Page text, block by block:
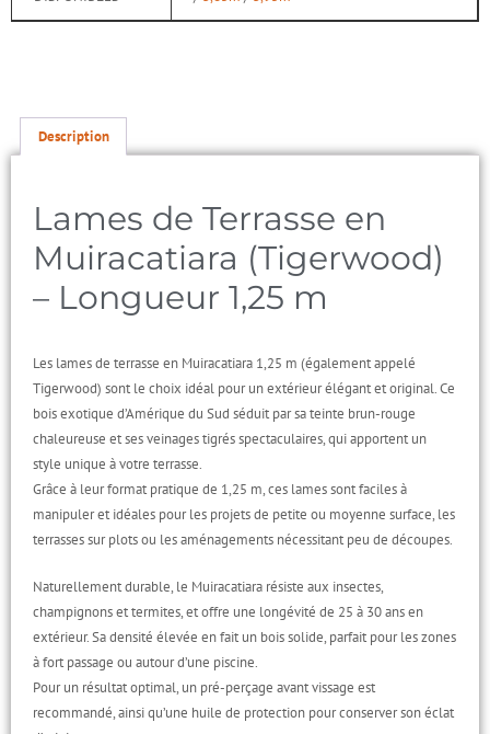
Description
Lames de Terrasse en
Muiracatiara (Tigerwood)
– Longueur 1,25 m
Les lames de terrasse en Muiracatiara 1,25 m (également appelé
Tigerwood) sont le choix idéal pour un extérieur élégant et original. Ce
bois exotique d’Amérique du Sud séduit par sa teinte brun-rouge
chaleureuse et ses veinages tigrés spectaculaires, qui apportent un
style unique à votre terrasse.
Grâce à leur format pratique de 1,25 m, ces lames sont faciles à
manipuler et idéales pour les projets de petite ou moyenne surface, les
terrasses sur plots ou les aménagements nécessitant peu de découpes.
Naturellement durable, le Muiracatiara résiste aux insectes,
champignons et termites, et offre une longévité de 25 à 30 ans en
extérieur. Sa densité élevée en fait un bois solide, parfait pour les zones
à fort passage ou autour d’une piscine.
Pour un résultat optimal, un pré-perçage avant vissage est
recommandé, ainsi qu’une huile de protection pour conserver son éclat